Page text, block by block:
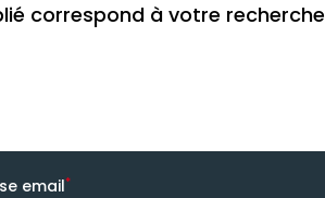
correspond à votre recherche
email*